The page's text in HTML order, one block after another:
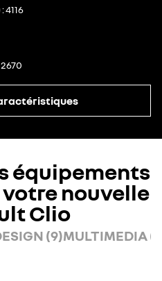
4116
2670
équipements
nouvelle
Clio
(9)MULTIMEDIA